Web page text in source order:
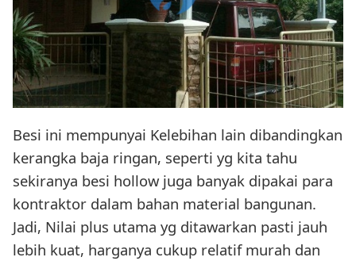
Besi ini mempunyai Kelebihan lain dibandingkan
kerangka baja ringan, seperti yg kita tahu
sekiranya besi hollow juga banyak dipakai para
kontraktor dalam bahan material bangunan.
Jadi, Nilai plus utama yg ditawarkan pasti jauh
lebih kuat, harganya cukup relatif murah dan